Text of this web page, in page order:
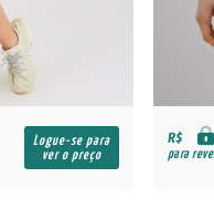
Logue-se para
ver o preço
R$
para